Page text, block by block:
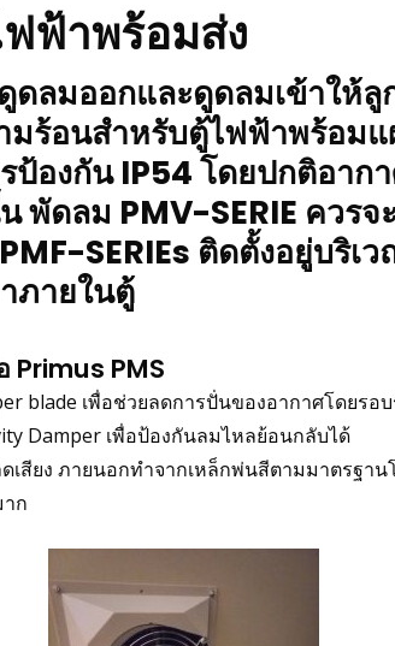
ฟ้าพร้อมส่ง
ลมออกและดูดลมเข้าให้
ร้อนสำหรับตู้ไฟฟ้าพร้อมแ
ป้องกัน IP54 โดยปกติอา
พัดลม PMV-SERIE ควร
PMF-SERIEs ติดตั้งอยู่บริเ
ภายในตู้
PMS
blade เพื่อช่วยลดการปั่นของอากาศโดยรอ
Damper เพื่อป้องกันลมไหลย้อนกลับได้
เสียง ภายนอกทำจากเหล็กพ่นสีตามมาตรฐา
ก